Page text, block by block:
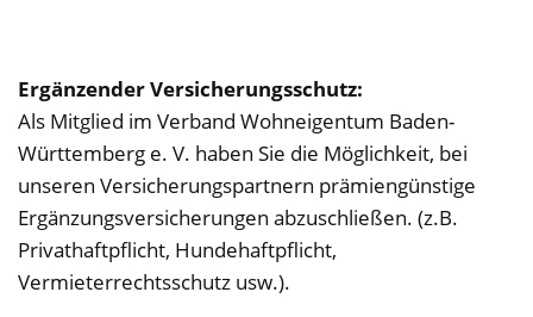
Ergänzender Versicherungsschutz:
Als Mitglied im Verband Wohneigentum Baden-
Württemberg e. V. haben Sie die Möglichkeit, bei
unseren Versicherungspartnern prämiengünstige
Ergänzungsversicherungen abzuschließen. (z.B.
Privathaftpflicht, Hundehaftpflicht,
Vermieterrechtsschutz usw.).